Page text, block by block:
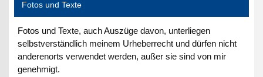
Fotos und Texte
Fotos und Texte, auch Auszüge davon, unterliegen
selbstverständlich meinem Urheberrecht und dürfen nicht
anderenorts verwendet werden, außer sie sind von mir
genehmigt.